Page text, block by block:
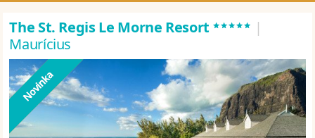
The St. Regis Le Morne Resort ***** |
Maurícius